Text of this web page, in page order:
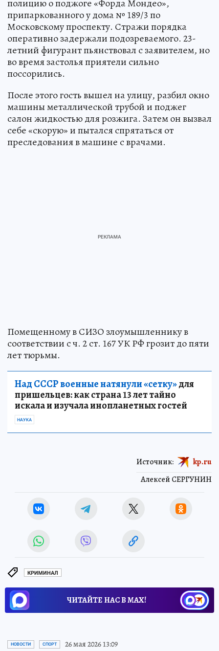
полицию о поджоге «Форда Мондео»,
припаркованного у дома № 189/3 по
Московскому проспекту. Стражи порядка
оперативно задержали подозреваемого. 23-
летний фигурант пьянствовал с заявителем, но
во время застолья приятели сильно
поссорились.
После этого гость вышел на улицу, разбил окно
машины металлической трубой и поджег
салон жидкостью для розжига. Затем он вызвал
себе «скорую» и пытался спрятаться от
преследования в машине с врачами.
Помещенному в СИЗО злоумышленнику в
соответствии с ч. 2 ст. 167 УК РФ грозит до пяти
лет тюрьмы.
Над СССР военные натянули «сетку»для
пришельцев: как страна 13 лет тайно
искала и изучала инопланетных гостей
НАУКА
Алексей СЕРГУНИН
Источник: kp.ru
КРИМИНАЛ
ЧИТАЙТЕ НАС В МАХ!
НОВОСТИ СПОРТ 26 мая 2026 13:09